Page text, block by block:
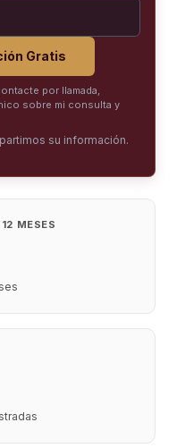
Gratis
por llamada,
sobre mi consulta y
su información.
MESES